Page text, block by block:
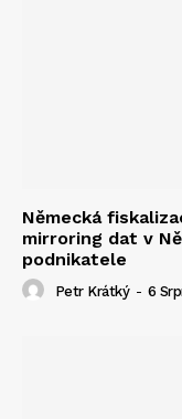
Německá
mirroring dat v
podnikatele
Petr Krátký - 6